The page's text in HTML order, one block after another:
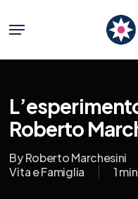
main
content
Menu
Roberto
ByRoberto Marchesini
Vita e Famiglia
1